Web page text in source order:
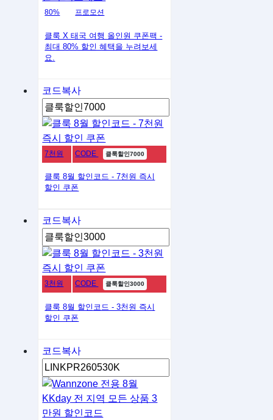
80% 프로모션
클룩 X 태국 여행 올인원 쿠폰팩 -
최대 80% 할인 혜택을 누려보세
요.
코드복사
7천원 CODE 클룩할인7000
클룩 8월 할인코드 - 7천원 즉시
할인 쿠폰
코드복사
3천원 CODE 클룩할인3000
클룩 8월 할인코드 - 3천원 즉시
할인 쿠폰
코드복사